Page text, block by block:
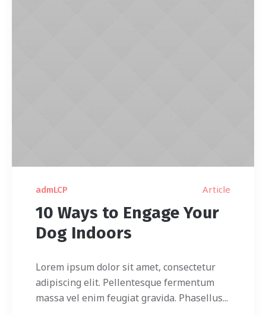
admLCP Article
10 Ways to Engage Your
Dog Indoors
Lorem ipsum dolor sit amet, consectetur
adipiscing elit. Pellentesque fermentum
massa vel enim feugiat gravida. Phasellus...